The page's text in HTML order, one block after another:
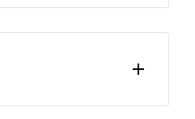
calcolate nella fase